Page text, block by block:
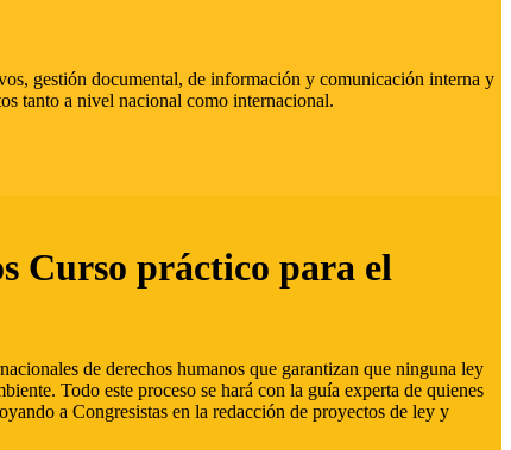
gestión documental, de información y comunicación interna y
tanto a nivel nacional como internacional.
Curso práctico para el
de derechos humanos que garantizan que ninguna ley
Todo este proceso se hará con la guía experta de quienes
a Congresistas en la redacción de proyectos de ley y